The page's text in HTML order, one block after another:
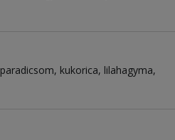
paradicsom kukorica lilahagyma